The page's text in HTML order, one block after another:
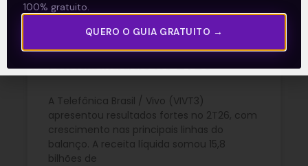
Vivo (VIVT3) acelera
resultados e amplia
rentabilidade no 2T26
A Telefônica Brasil / Vivo (VIVT3)
apresentou resultados fortes no 2T26, com
crescimento nas principais linhas do
balanço. A receita líquida somou 15,8
bilhões de
100% gratuito.
QUERO O GUIA GRATUITO →